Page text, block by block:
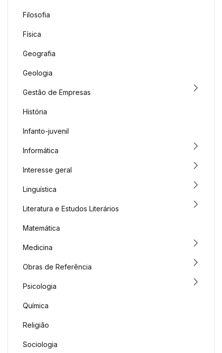
Filosofia
Física
Geografia
Geologia
Gestão de Empresas
História
Infanto-juvenil
Informática
Interesse geral
Linguística
Literatura e Estudos Literários
Matemática
Medicina
Obras de Referência
Psicologia
Química
Religião
Sociologia